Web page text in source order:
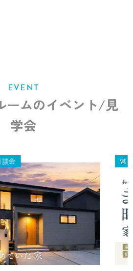
EVENT
ームのイベント/見
学会
会 常